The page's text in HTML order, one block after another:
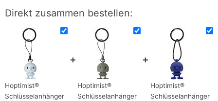
Direkt zusammen bestellen:
Hoptimist®
Schlüsselanhänger
Hoptimist®
Schlüsselanhänger
Hoptimist®
Schlüsselanhänger